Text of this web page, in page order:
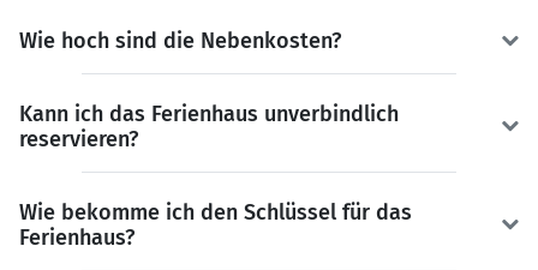
Wie hoch sind die Nebenkosten?
Kann ich das Ferienhaus unverbindlich
reservieren?
Wie bekomme ich den Schlüssel für das
Ferienhaus?